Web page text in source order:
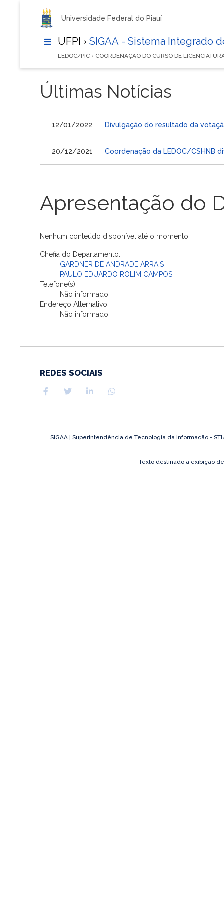
Universidade Federal do Piauí
UFPI › SIGAA - Sistema Integrado
LEDOC/PIC › COORDENAÇÃO DO CURSO DE
Últimas Notícias
12/01/2022 Divulgação do resultado da
20/12/2021 Coordenação da LEDOC/CSHNB
Apresentação do
Nenhum conteúdo disponível até o momento
Chefia do Departamento:
GARDNER DE ANDRADE ARRAIS
PAULO EDUARDO ROLIM CAMPOS
Telefone(s):
Não informado
Endereço Alternativo:
Não informado
REDES SOCIAIS
SIGAA | Superintendência de Tecnologia da Informação -
Texto destinado a exibição